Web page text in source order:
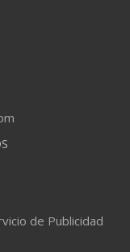
de Publicidad